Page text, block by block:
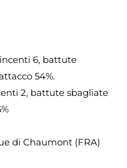
6, battute
54%.
2, battute sbagliate
di Chaumont (FRA)